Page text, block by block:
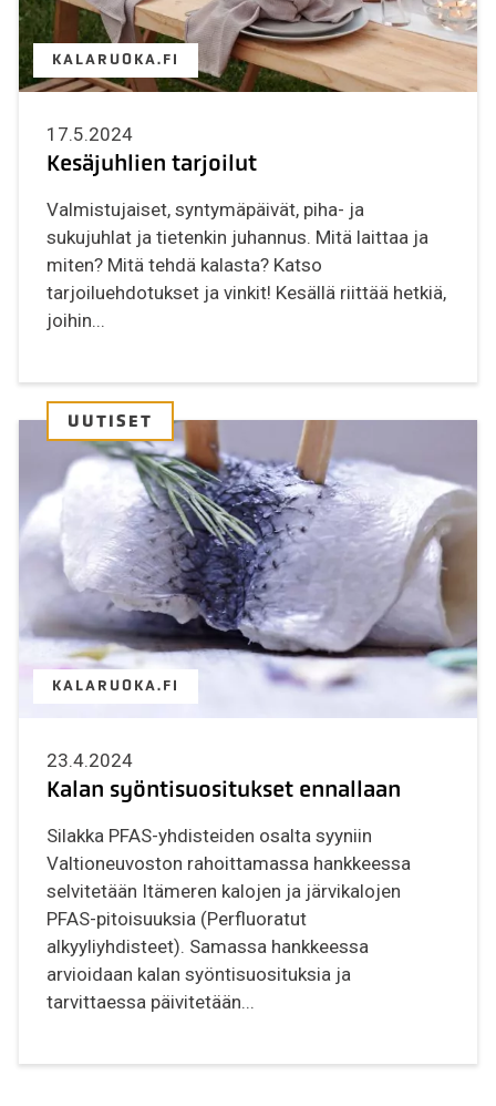
KALARUOKA.FI
17.5.2024
Kesäjuhlien tarjoilut
Valmistujaiset, syntymäpäivät, piha- ja
sukujuhlat ja tietenkin juhannus. Mitä laittaa ja
miten? Mitä tehdä kalasta? Katso
tarjoiluehdotukset ja vinkit! Kesällä riittää hetkiä,
joihin...
UUTISET
KALARUOKA.FI
23.4.2024
Kalan syöntisuositukset ennallaan
Silakka PFAS-yhdisteiden osalta syyniin
Valtioneuvoston rahoittamassa hankkeessa
selvitetään Itämeren kalojen ja järvikalojen
PFAS-pitoisuuksia (Perfluoratut
alkyyliyhdisteet). Samassa hankkeessa
arvioidaan kalan syöntisuosituksia ja
tarvittaessa päivitetään...